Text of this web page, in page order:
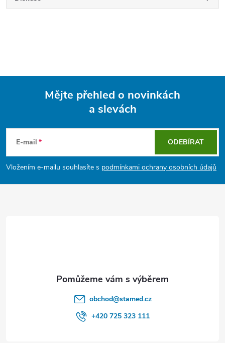
p
a
Mějte přehled o novinkách
a slevách
E-mail
Vložením e-mailu souhlasíte s podmínkami ochrany osobních údajů
ODEBÍRAT
obchod@stamed.cz
+420 725 323 111